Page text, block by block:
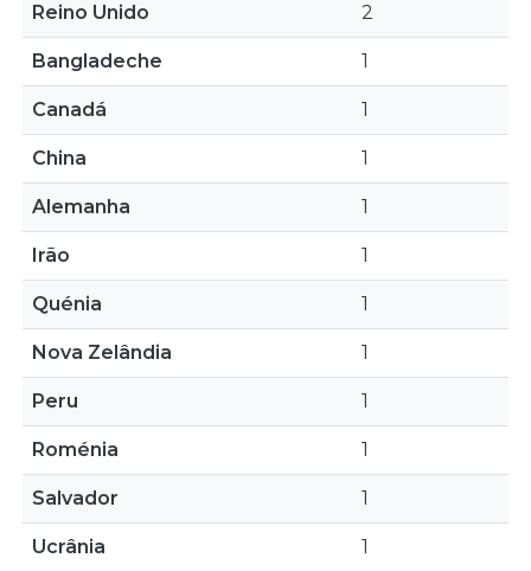
Reino Unido 2
Bangladeche 1
Canadá 1
China 1
Alemanha 1
Irão 1
Quénia 1
Nova Zelândia 1
Peru 1
Roménia 1
Salvador 1
Ucrânia 1